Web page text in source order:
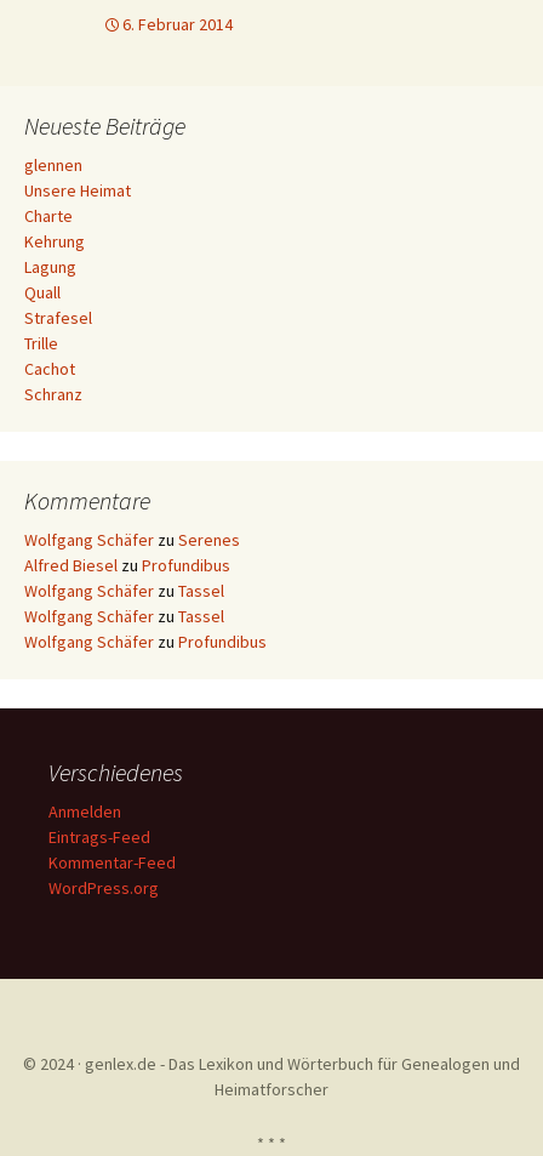
6. Februar 2014
Neueste Beiträge
glennen
Unsere Heimat
Charte
Kehrung
Lagung
Quall
Strafesel
Trille
Cachot
Schranz
Kommentare
Wolfgang Schäfer zu Serenes
Alfred Biesel zu Profundibus
Wolfgang Schäfer zu Tassel
Wolfgang Schäfer zu Tassel
Wolfgang Schäfer zu Profundibus
Verschiedenes
Anmelden
Eintrags-Feed
Kommentar-Feed
WordPress.org
© 2024 · genlex.de - Das Lexikon und Wörterbuch für Genealogen und
Heimatforscher
* * *